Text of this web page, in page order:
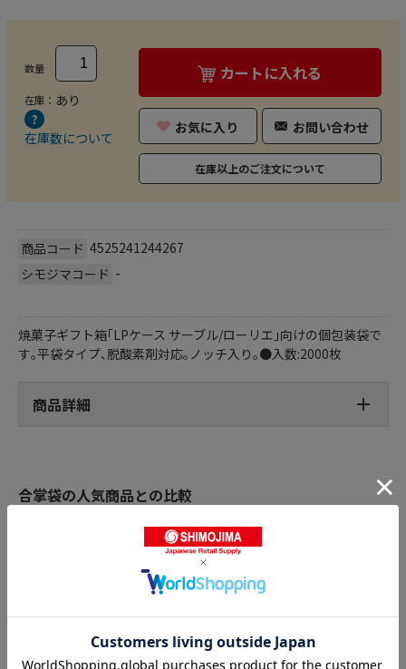
数量
在庫： あり
在庫数について
カートに入れる
お気に入り お問い合わせ
在庫以上のご注文について
商品コード 4525241244267
シモジマコード -
焼菓子ギフト箱｢LPケース サーブル/ローリエ｣向けの個包装袋で
す｡平袋タイプ､脱酸素剤対応｡ノッチ入り｡●入数:2000枚
商品詳細
合掌袋の人気商品との比較